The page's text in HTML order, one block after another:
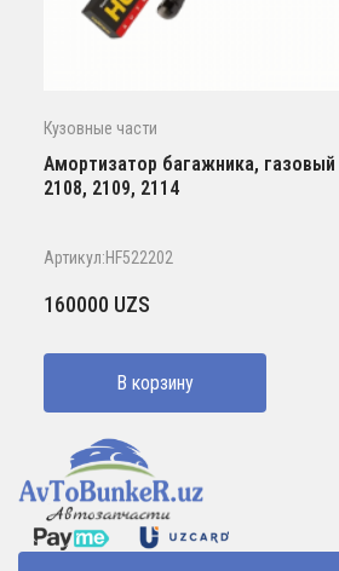
Кузовные части
Амортизатор багажника,
2108, 2109, 2114
Артикул:HF522202
160000 UZS
В корзину